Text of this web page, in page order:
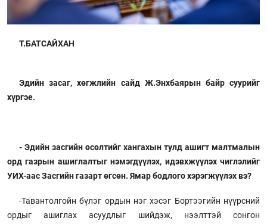
Т.БАТСАЙХАН
Эдийн засаг, хөгжлийн сайд Ж.Энхбаярын байр суурийг
хүргэе.
- Эдийн засгийн өсөлтийг хангахын тулд ашигт малтмалын
орд газрын ашиглалтыг нэмэгдүүлэх, идэвхжүүлэх чиглэлийг
УИХ-аас Засгийн газарт өгсөн. Ямар бодлого хэрэгжүүлэх вэ?
-Тавантолгойн бүлэг ордын нэг хэсэг Бортээгийн нүүрсний
ордыг ашиглах асуудлыг шийдэж, нээлттэй сонгон